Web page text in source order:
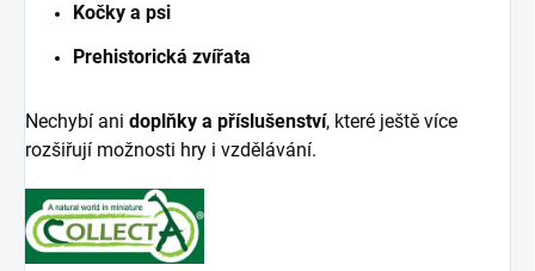
Kočky a psi
Prehistorická zvířata
Nechybí ani doplňky a příslušenství, které ještě více
rozšiřují možnosti hry i vzdělávání.